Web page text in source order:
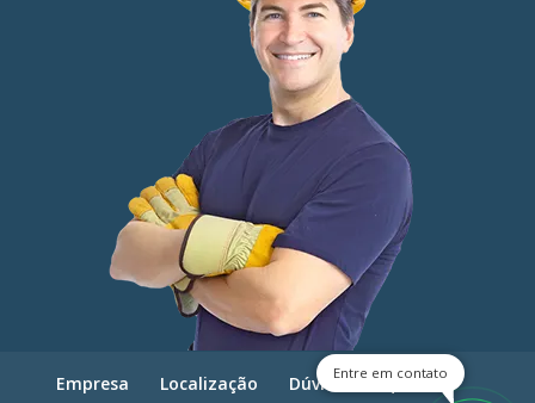
Empresa Localização
Dúvidas frequentes
Entre em contato